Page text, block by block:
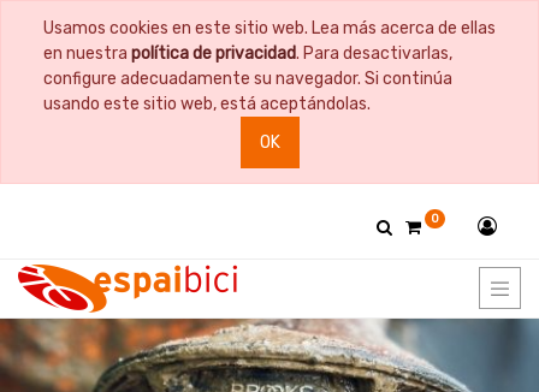
Usamos cookies en este sitio web. Lea más acerca de ellas
en nuestra política de privacidad. Para desactivarlas,
configure adecuadamente su navegador. Si continúa
usando este sitio web, está aceptándolas.
OK
0
CATEGORY
Portabidones
Bidones
Portabidones
Accesorios